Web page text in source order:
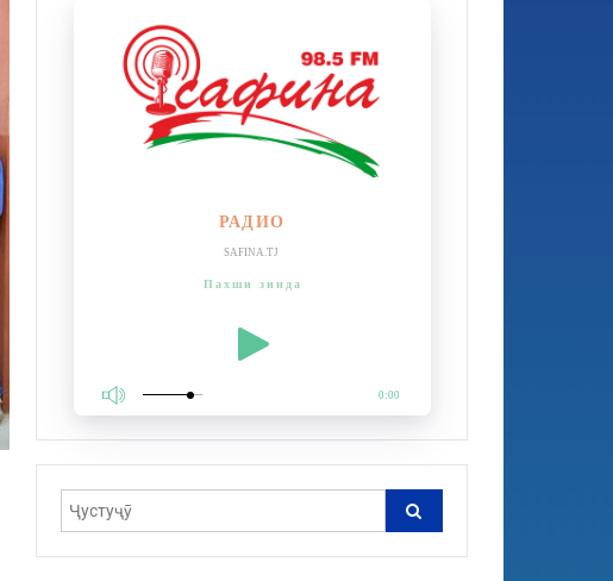
РАДИО
SAFINA.TJ
Пахши зинда
0:00